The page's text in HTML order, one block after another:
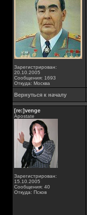
Зарегистрирован:
20.10.2005
Сообщения: 1693
Откуда: Москва
Вернуться к началу
[re:]venge
Apostate
Зарегистрирован:
15.10.2005
Сообщения: 40
Откуда: Псков